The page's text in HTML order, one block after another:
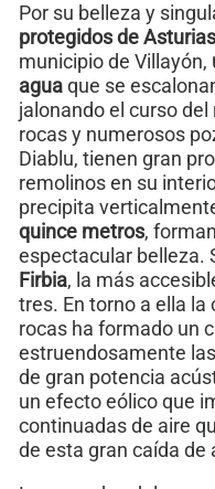
Por su belleza y
protegidos de Asturias
municipio de Villayón,
aguaque se
jalonando el curso
rocas y numerosos
Diablu, tienen gran
remolinos en su
precipita
quince metros,
espectacular belleza.
Firbia, la más
tres. En torno a ella
rocas ha formado un
estruendosamente
de gran potencia
un efecto eólico que
continuadas de aire
de esta gran caída de